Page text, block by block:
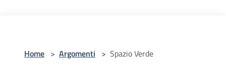
Home > Argomenti > Spazio Verde